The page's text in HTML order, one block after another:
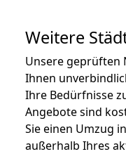
Weitere
Unsere geprüften
Ihnen
Ihre Bedürfnisse
Angebote sind
Sie einen Umzug
außerhalb Ihres